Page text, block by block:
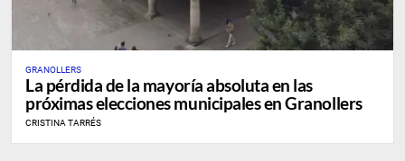
GRANOLLERS
La pérdida de la mayoría absoluta en las
próximas elecciones municipales en Granollers
CRISTINA TARRÉS